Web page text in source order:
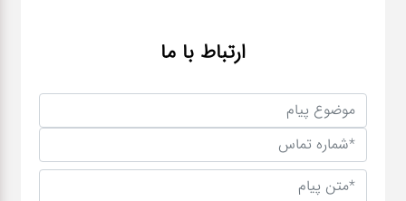
ارتباط با ما